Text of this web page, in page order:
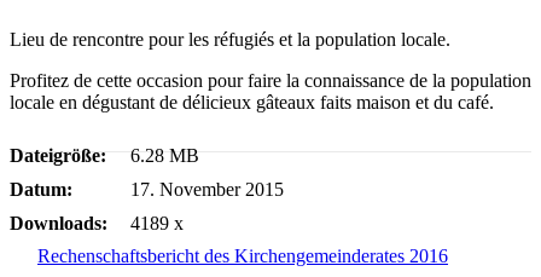
Lieu de rencontre pour les réfugiés et la population locale.
Profitez de cette occasion pour faire la connaissance de la population
locale en dégustant de délicieux gâteaux faits maison et du café.
Dateigröße:
6.28 MB
Datum:
17. November 2015
Downloads:
4189 x
Rechenschaftsbericht des Kirchengemeinderates 2016